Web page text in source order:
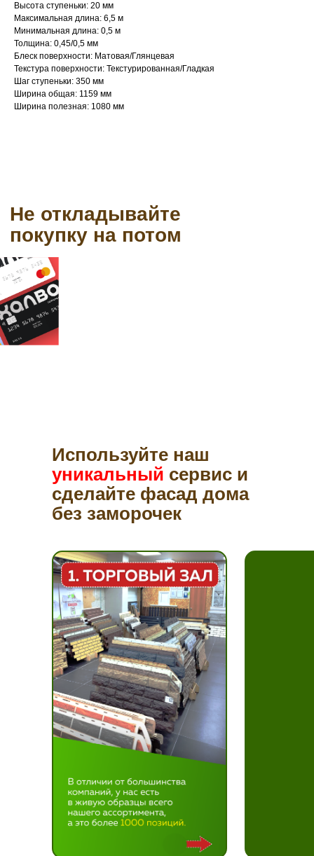
Высота ступеньки: 20 мм
Максимальная длина: 6,5 м
Минимальная длина: 0,5 м
Толщина: 0,45/0,5 мм
Блеск поверхности: Матовая/Глянцевая
Текстура поверхности: Текстурированная/Гладкая
Шаг ступеньки: 350 мм
Ширина общая: 1159 мм
Ширина полезная: 1080 мм
Используйте наш
уникальный сервис и
сделайте фасад дома
без заморочек